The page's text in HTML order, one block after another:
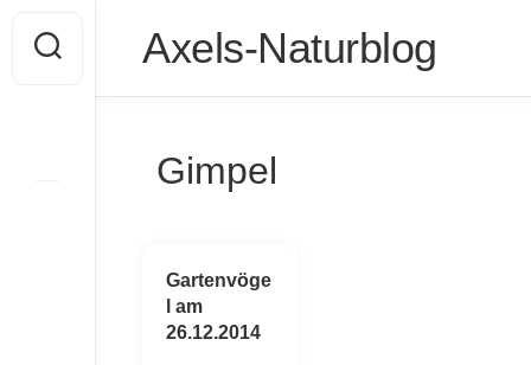
content
Axels-Naturblog
Gimpel
Gartenvöge
l am
26.12.2014